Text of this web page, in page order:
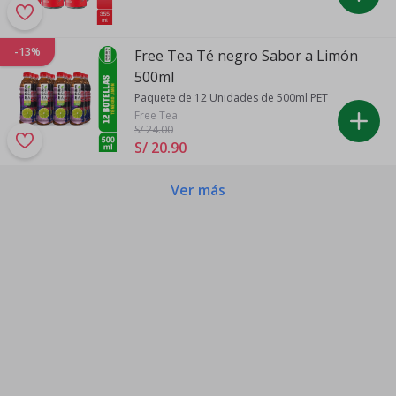
-13%
Free Tea Té negro Sabor a Limón
500ml
Paquete de 12 Unidades de 500ml PET
Free Tea
S/ 24.00
S/ 20.90
Ver más